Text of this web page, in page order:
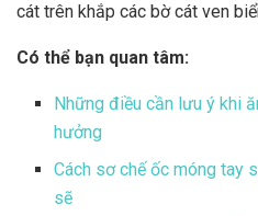
cát trên khắp các bờ cát ven
Có thể bạn quan tâm:
Những điều cần lưu ý khi
hưởng
Cách sơ chế ốc móng tay
sẽ